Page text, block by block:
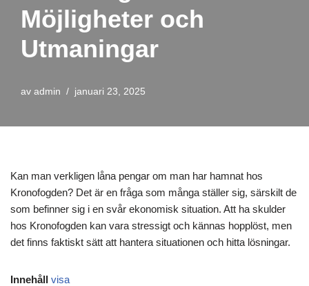
Möjligheter och
Utmaningar
av admin januari 23, 2025
Kan man verkligen låna pengar om man har hamnat hos
Kronofogden? Det är en fråga som många ställer sig, särskilt de
som befinner sig i en svår ekonomisk situation. Att ha skulder
hos Kronofogden kan vara stressigt och kännas hopplöst, men
det finns faktiskt sätt att hantera situationen och hitta lösningar.
Innehåll visa